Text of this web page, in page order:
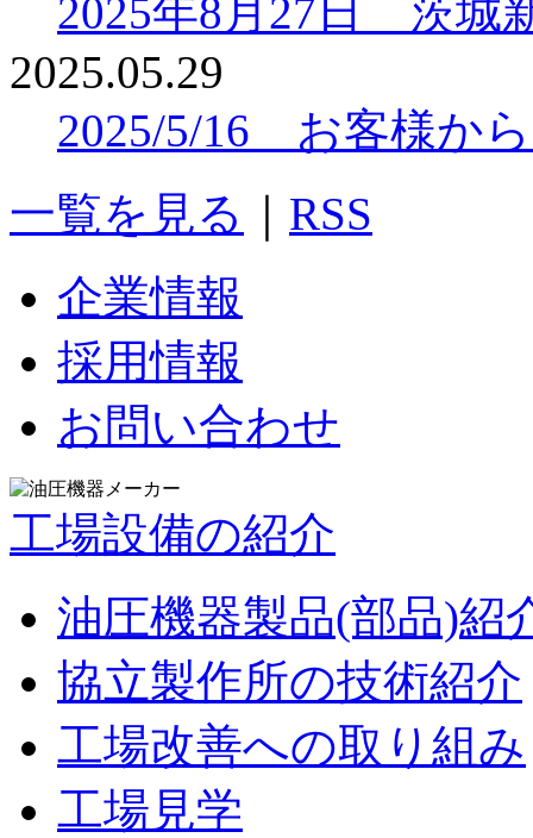
2025年8月27日 茨城
2025.05.29
2025/5/16 お客様か
一覧を見る
RSS
企業情報
採用情報
お問い合わせ
工場設備の紹介
油圧機器製品(部品)紹
協立製作所の技術紹介
工場改善への取り組み
工場見学